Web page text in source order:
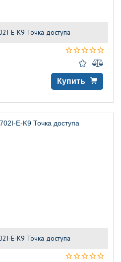
E-K9 Точка доступа
Купить
E-K9 Точка доступа